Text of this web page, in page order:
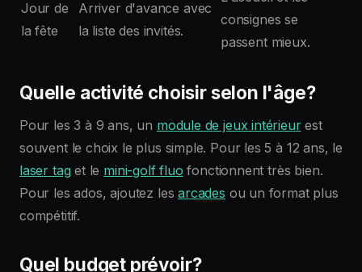
Jour de
la fête
Arriver d'avance avec
la liste des invités.
consignes se
passent mieux.
Quelle activité choisir selon l'âge?
Pour les 3 à 9 ans, un module de jeux intérieurest
souvent le choix le plus simple. Pour les 5 à 12 ans, le
laser tag et le mini-golf fluo fonctionnent très bien.
Pour les ados, ajoutez lesarcades ou un format plus
compétitif.
Quel budget prévoir?